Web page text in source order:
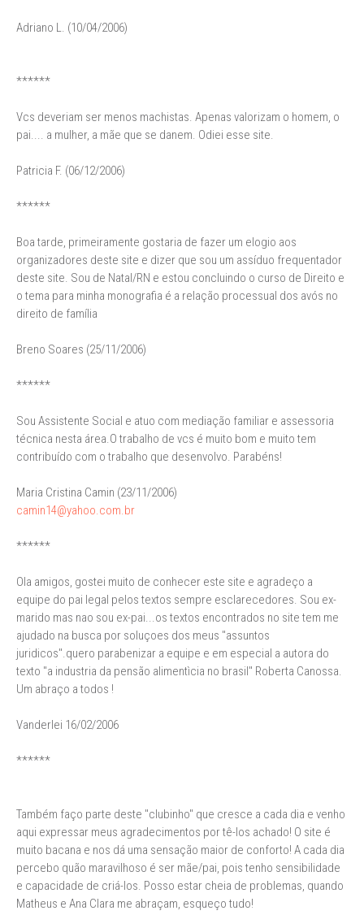
Adriano L. (10/04/2006)
******
Vcs deveriam ser menos machistas. Apenas valorizam o homem, o
pai.... a mulher, a mãe que se danem. Odiei esse site.
Patricia F. (06/12/2006)
******
Boa tarde, primeiramente gostaria de fazer um elogio aos
organizadores deste site e dizer que sou um assíduo frequentador
deste site. Sou de Natal/RN e estou concluindo o curso de Direito e
o tema para minha monografia é a relação processual dos avós no
direito de família
Breno Soares (25/11/2006)
******
Sou Assistente Social e atuo com mediação familiar e assessoria
técnica nesta área.O trabalho de vcs é muito bom e muito tem
contribuído com o trabalho que desenvolvo. Parabéns!
Maria Cristina Camin (23/11/2006)
camin14@yahoo.com.br
******
Ola amigos, gostei muito de conhecer este site e agradeço a
equipe do pai legal pelos textos sempre esclarecedores. Sou ex-
marido mas nao sou ex-pai...os textos encontrados no site tem me
ajudado na busca por soluçoes dos meus "assuntos
juridicos".quero parabenizar a equipe e em especial a autora do
texto "a industria da pensão alimentìcia no brasil" Roberta Canossa.
Um abraço a todos !
Vanderlei 16/02/2006
******
Também faço parte deste "clubinho" que cresce a cada dia e venho
aqui expressar meus agradecimentos por tê-los achado! O site é
muito bacana e nos dá uma sensação maior de conforto! A cada dia
percebo quão maravilhoso é ser mãe/pai, pois tenho sensibilidade
e capacidade de criá-los. Posso estar cheia de problemas, quando
Matheus e Ana Clara me abraçam, esqueço tudo!